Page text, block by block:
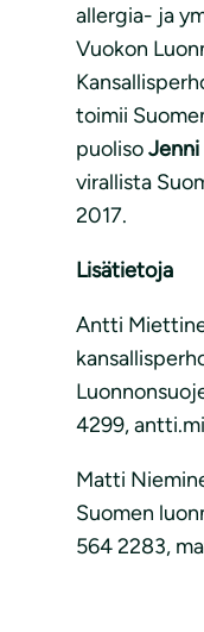
allergia- ja
Vuokon
toimii
puoliso
virallista
2017.
Lisätietoja
Antti
4299,
Matti
Suomen
564 2283,